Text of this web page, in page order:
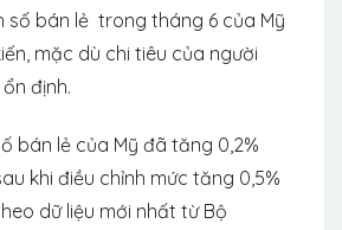
số bán lẻ ​​trong tháng 6 của Mỹ
mặc dù chi tiêu của người
định.
bán lẻ của Mỹ đã tăng 0,2%
khi điều chỉnh mức tăng 0,5%
dữ liệu mới nhất từ ​​Bộ